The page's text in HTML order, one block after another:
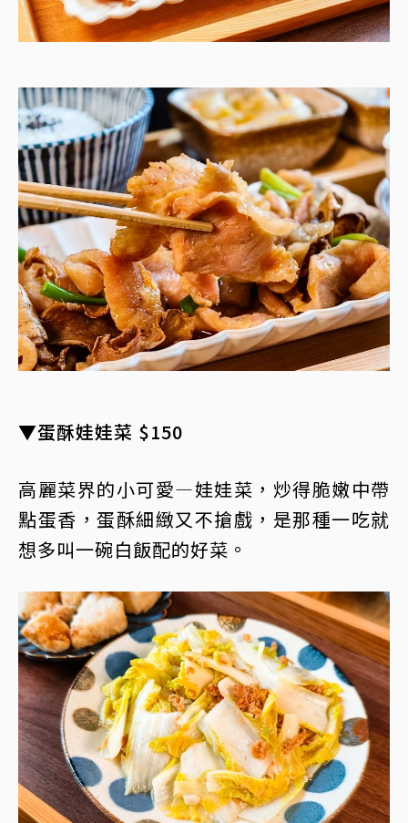
▼蛋酥娃娃菜 $150
高麗菜界的小可愛—娃娃菜，炒得脆嫩中帶
點蛋香，蛋酥細緻又不搶戲，是那種一吃就
想多叫一碗白飯配的好菜。